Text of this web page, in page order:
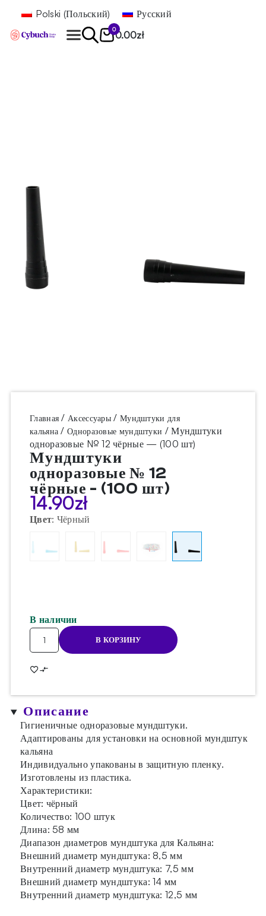
Polski (Польский) Русский
0
0.00zł
Главная /Аксессуары / Мундштуки для
кальяна /Одноразовые мундштуки / Мундштуки
одноразовые № 12 чёрные — (100 шт)
Мундштуки
одноразовые № 12
чёрные - (100 шт)
14.90zł
Цвет: Чёрный
В наличии
Количество
товара
одноразовые
12
чёрные
-
(100
шт)
В КОРЗИНУ
Описание
Гигиеничные одноразовые мундштуки.
Адаптированы для установки на основной мундштук
кальяна
Индивидуально упакованы в защитную пленку.
Изготовлены из пластика.
Характеристики:
Цвет: чёрный
Количество: 100 штук
Длина: 58 мм
Диапазон диаметров мундштука для Кальяна:
Внешний диаметр мундштука: 8,5 мм
Внутренний диаметр мундштука: 7,5 мм
Внешний диаметр мундштука: 14 мм
Внутренний диаметр мундштука: 12,5 мм